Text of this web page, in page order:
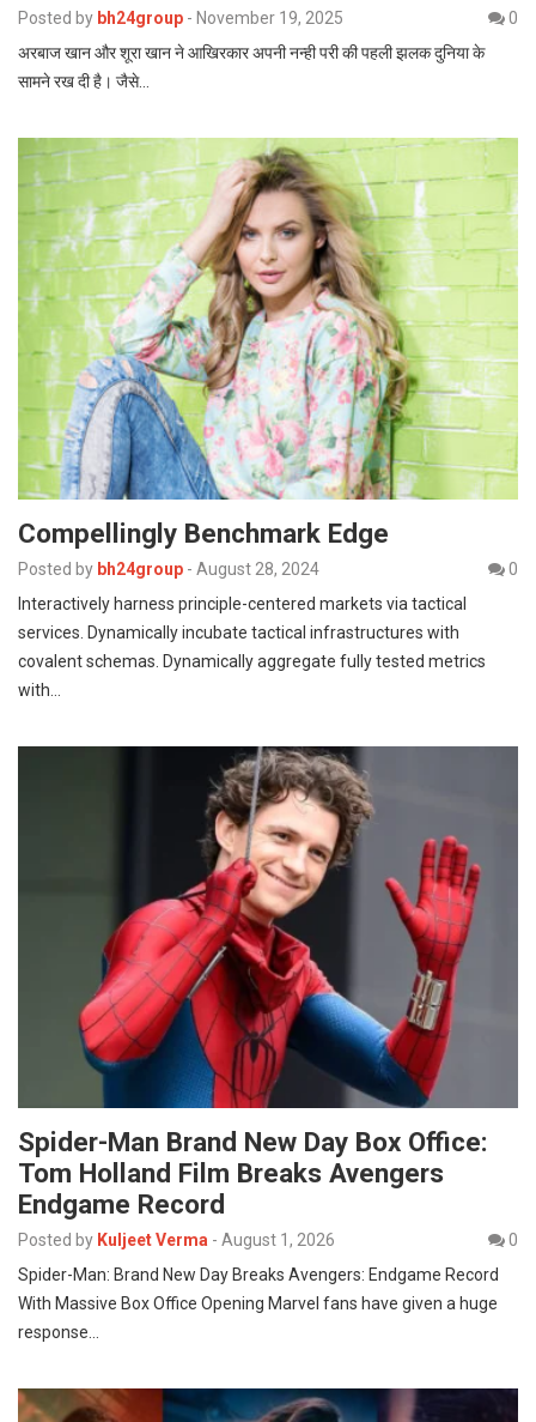
Posted by bh24group - November 19, 2025
0
अरबाज खान और शूरा खान ने आखिरकार अपनी नन्ही परी की पहली झलक दुनिया के
सामने रख दी है। जैसे…
Compellingly Benchmark Edge
Posted by bh24group - August 28, 2024
0
Interactively harness principle-centered markets via tactical
services. Dynamically incubate tactical infrastructures with
covalent schemas. Dynamically aggregate fully tested metrics
with…
Spider-Man Brand New Day Box Office:
Tom Holland Film Breaks Avengers
Endgame Record
Posted by Kuljeet Verma - August 1, 2026
0
Spider-Man: Brand New Day Breaks Avengers: Endgame Record
With Massive Box Office Opening Marvel fans have given a huge
response…